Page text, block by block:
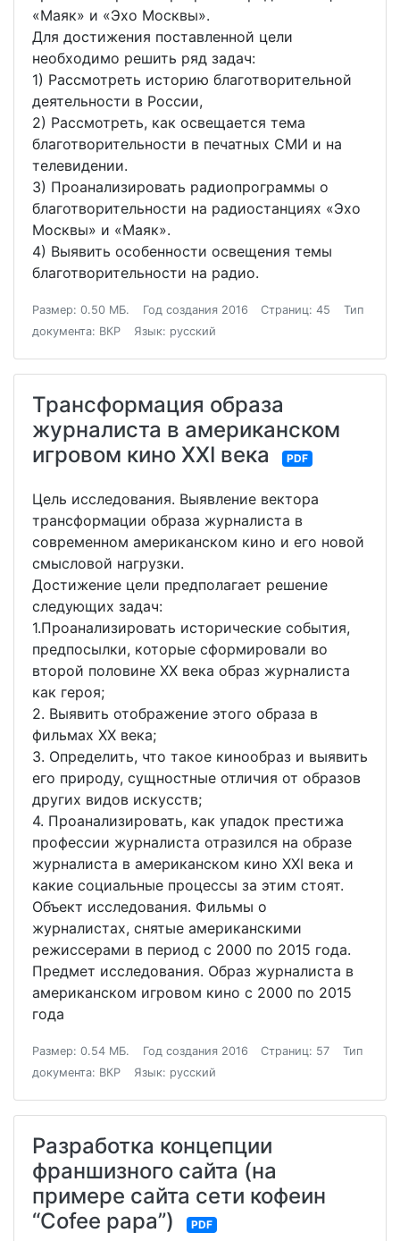
«Маяк» и «Эхо Москвы».
Для достижения поставленной цели
необходимо решить ряд задач:
1) Рассмотреть историю благотворительной
деятельности в России,
2) Рассмотреть, как освещается тема
благотворительности в печатных СМИ и на
телевидении.
3) Проанализировать радиопрограммы о
благотворительности на радиостанциях «Эхо
Москвы» и «Маяк».
4) Выявить особенности освещения темы
благотворительности на радио.
Размер: 0.50 МБ. Год создания 2016 Страниц: 45
Тип
документа: ВКР
Язык: русский
Трансформация образа
журналиста в американском
игровом кино XXI века
PDF
Цель исследования. Выявление вектора
трансформации образа журналиста в
современном американском кино и его новой
смысловой нагрузки.
Достижение цели предполагает решение
следующих задач:
1.Проанализировать исторические события,
предпосылки, которые сформировали во
второй половине ХХ века образ журналиста
как героя;
2. Выявить отображение этого образа в
фильмах ХХ века;
3. Определить, что такое кинообраз и выявить
его природу, сущностные отличия от образов
других видов искусств;
4. Проанализировать, как упадок престижа
профессии журналиста отразился на образе
журналиста в американском кино ХХI века и
какие социальные процессы за этим стоят.
Объект исследования. Фильмы о
журналистах, снятые американскими
режиссерами в период с 2000 по 2015 года.
Предмет исследования. Образ журналиста в
американском игровом кино с 2000 по 2015
года
Размер: 0.54 МБ. Год создания 2016 Страниц: 57
Тип
документа: ВКР
Язык: русский
Разработка концепции
франшизного сайта (на
примере сайта сети кофеин
“Cofee papa”)
PDF